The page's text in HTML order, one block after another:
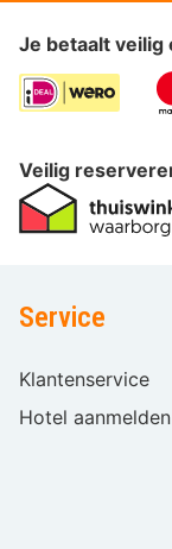
Je betaalt veilig
Veilig
Service
Klantenservice
Hotel aanmelden